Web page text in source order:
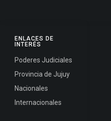
ENLACES DE
INTERÉS
Poderes Judiciales
Provincia de Jujuy
Nacionales
Internacionales